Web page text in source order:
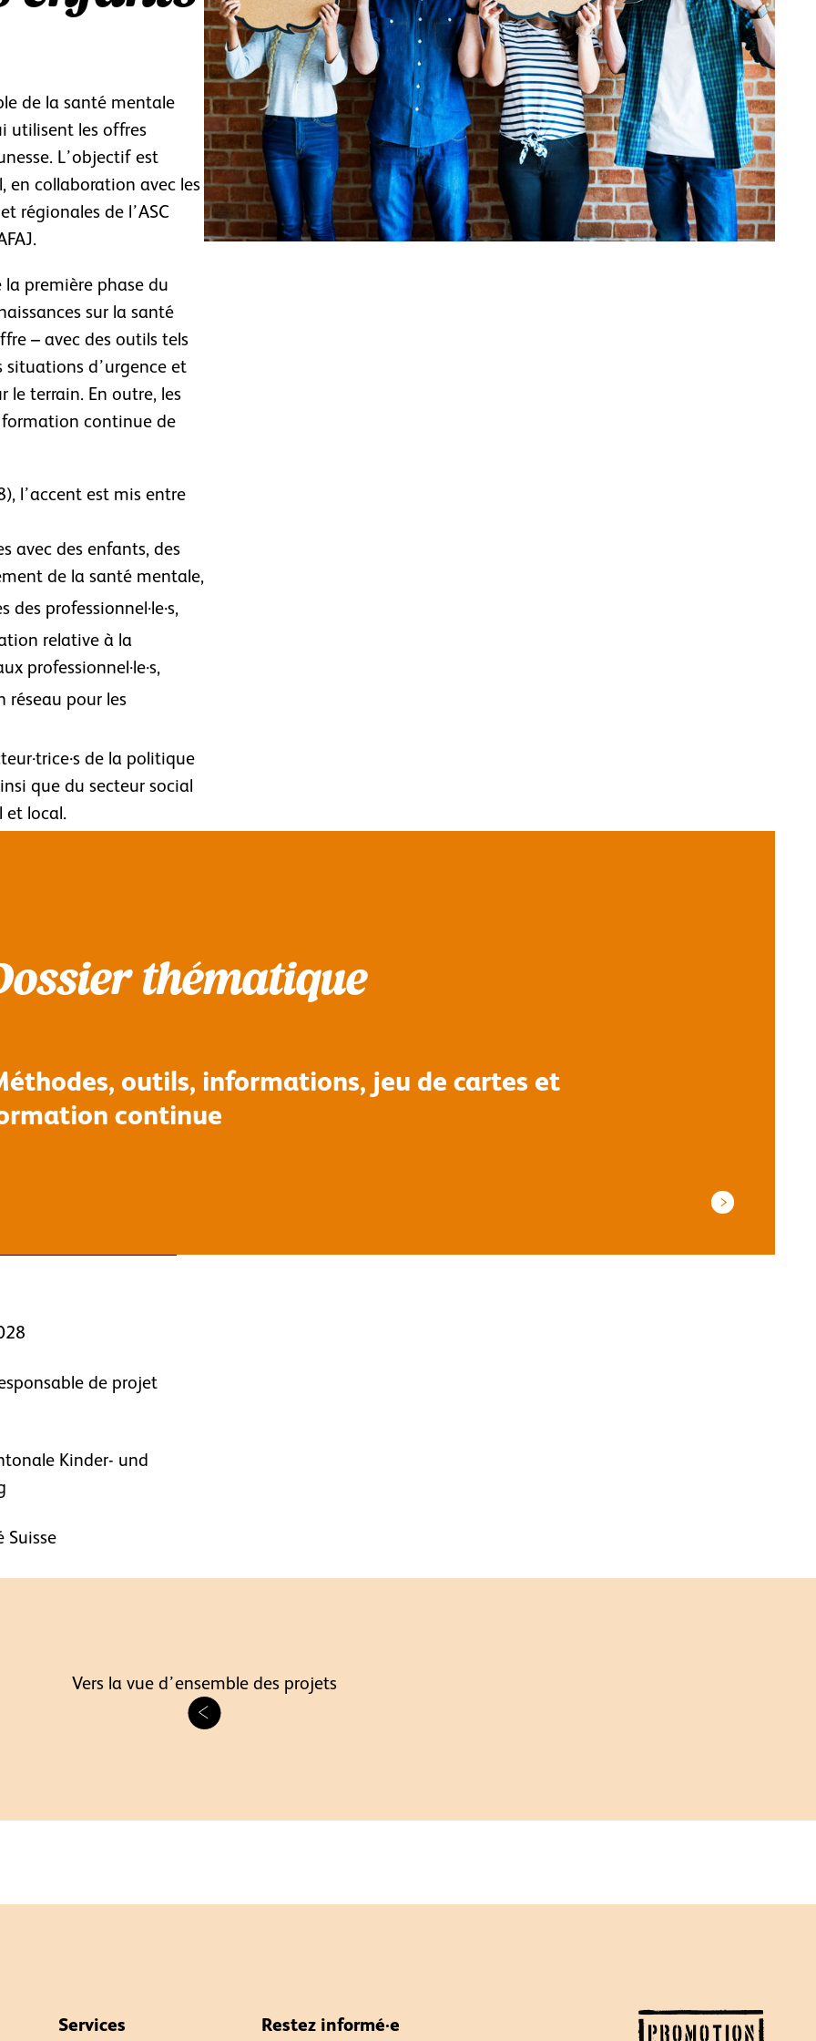
de la santé mentale
utilisent les offres
L’objectif est
en collaboration avec les
régionales de l’ASC
première phase du
sur la santé
– avec des outils tels
situations d’urgence et
le terrain. En outre, les
formation continue de
l’accent est mis entre
avec des enfants, des
de la santé mentale,
professionnel·le·s,
relative à la
professionnel·le·s,
réseau pour les
de la politique
que du secteur social
et local.
thématique
outils, informations, jeu de cartes et
continue
de projet
Kinder- und
Suisse
Vers la vue d’ensemble des projets
Services Restez informé·e